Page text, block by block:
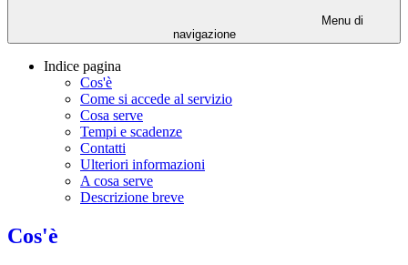
Menu di
navigazione
Indice pagina
Cos'è
Come si accede al servizio
Cosa serve
Tempi e scadenze
Contatti
Ulteriori informazioni
A cosa serve
Descrizione breve
Cos'è